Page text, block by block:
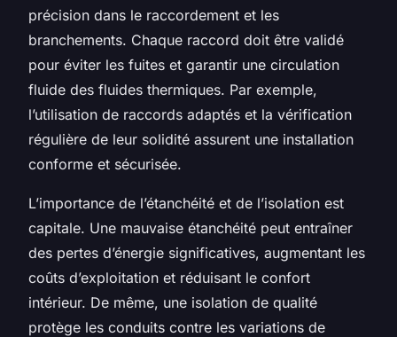
précision dans le raccordement et les
branchements. Chaque raccord doit être validé
pour éviter les fuites et garantir une circulation
fluide des fluides thermiques. Par exemple,
l’utilisation de raccords adaptés et la vérification
régulière de leur solidité assurent une installation
conforme et sécurisée.
L’importance de l’étanchéité et de l’isolation est
capitale. Une mauvaise étanchéité peut entraîner
des pertes d’énergie significatives, augmentant les
coûts d’exploitation et réduisant le confort
intérieur. De même, une isolation de qualité
protège les conduits contre les variations de